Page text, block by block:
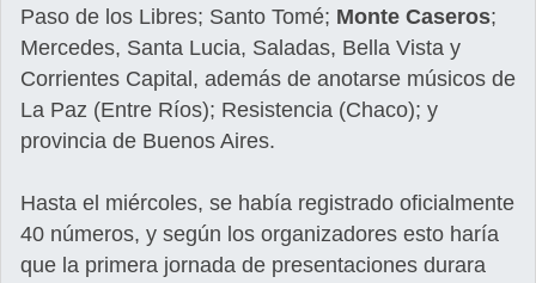
Paso de los Libres; Santo Tomé; Monte Caseros;
Mercedes, Santa Lucia, Saladas, Bella Vista y
Corrientes Capital, además de anotarse músicos de
La Paz (Entre Ríos); Resistencia (Chaco); y
provincia de Buenos Aires.
Hasta el miércoles, se había registrado oficialmente
40 números, y según los organizadores esto haría
que la primera jornada de presentaciones durara